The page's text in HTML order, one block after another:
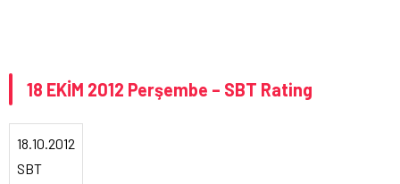
18 EKİM 2012 Perşembe – SBT Rating
18.10.2012
SBT